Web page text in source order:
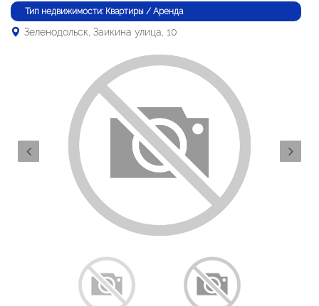
Тип недвижимости: Квартиры / Аренда
Зеленодольск, Заикина улица, 10